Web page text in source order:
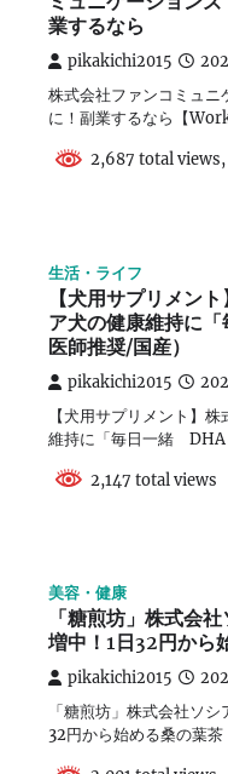
業するなら
pikakichi2015
株式会社ファンコミュニ
に！副業するなら【
2,687 total
生活・ライフ
【犬用サプリメン
ア犬の健康維持に
医師推奨/国産）
pikakichi2015
【犬用サプリメント】
維持に「毎日一緒 DHA
2,147 total views
美容・健康
「糖煎坊」株式会
増中！1日32円から
pikakichi2015
「糖煎坊」株式会社ソ
32円から始める桑の葉茶